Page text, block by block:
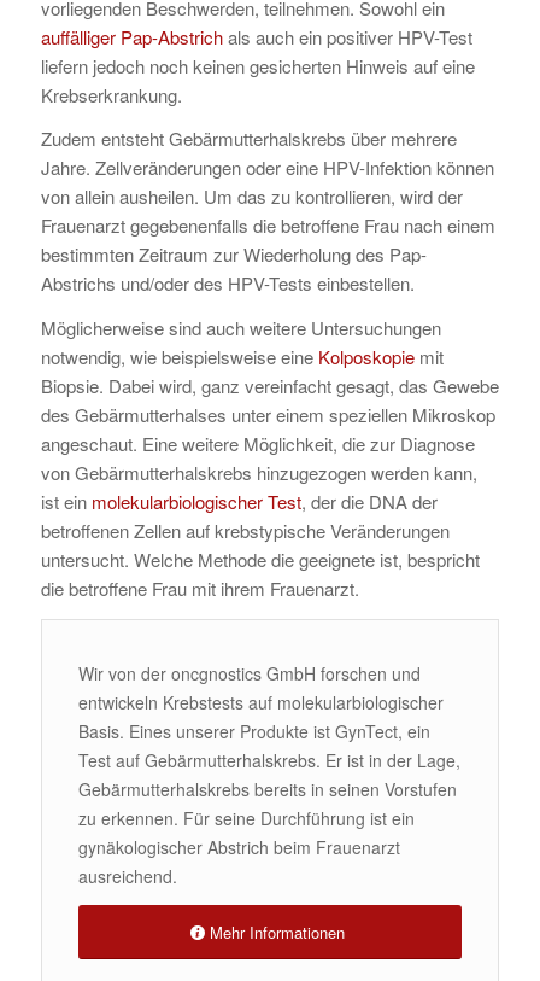
vorliegenden Beschwerden, teilnehmen. Sowohl ein
auffälliger Pap-Abstrichals auch ein positiver HPV-Test
liefern jedoch noch keinen gesicherten Hinweis auf eine
Krebserkrankung.
Zudem entsteht Gebärmutterhalskrebs über mehrere
Jahre. Zellveränderungen oder eine HPV-Infektion können
von allein ausheilen. Um das zu kontrollieren, wird der
Frauenarzt gegebenenfalls die betroffene Frau nach einem
bestimmten Zeitraum zur Wiederholung des Pap-
Abstrichs und/oder des HPV-Tests einbestellen.
Möglicherweise sind auch weitere Untersuchungen
notwendig, wie beispielsweise eine Kolposkopiemit
Biopsie. Dabei wird, ganz vereinfacht gesagt, das Gewebe
des Gebärmutterhalses unter einem speziellen Mikroskop
angeschaut. Eine weitere Möglichkeit, die zur Diagnose
von Gebärmutterhalskrebs hinzugezogen werden kann,
ist ein molekularbiologischer Test, der die DNA der
betroffenen Zellen auf krebstypische Veränderungen
untersucht. Welche Methode die geeignete ist, bespricht
die betroffene Frau mit ihrem Frauenarzt.
Wir von der oncgnostics GmbH forschen und
entwickeln Krebstests auf molekularbiologischer
Basis. Eines unserer Produkte ist GynTect, ein
Test auf Gebärmutterhalskrebs. Er ist in der Lage,
Gebärmutterhalskrebs bereits in seinen Vorstufen
zu erkennen. Für seine Durchführung ist ein
gynäkologischer Abstrich beim Frauenarzt
ausreichend.
Mehr Informationen